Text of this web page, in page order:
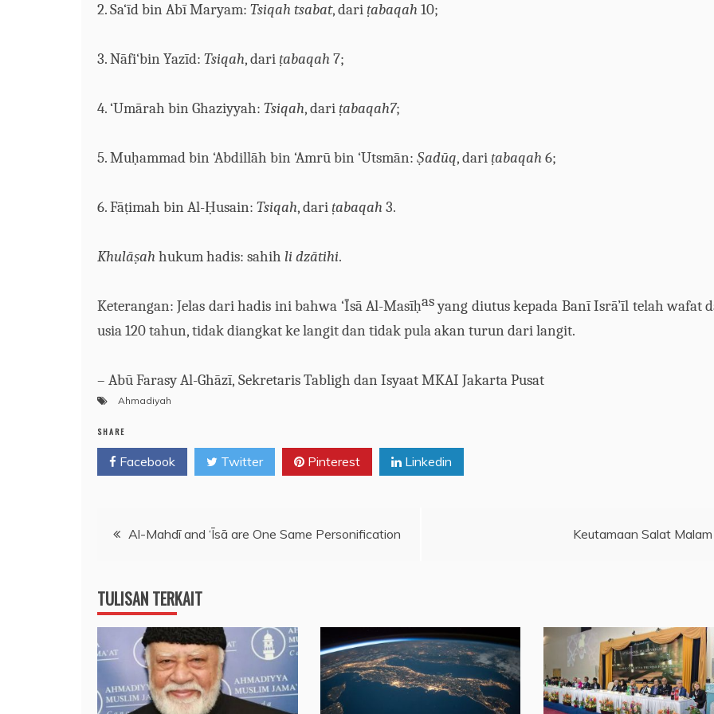
2. Sa‘īdbin AbīMaryam: Tsiqah tsabat, dari ṭabaqah 10;
3. Nāfi‘bin Yazīd: Tsiqah, dari ṭabaqah 7;
4. ‘Umārah bin Ghaziyyah: Tsiqah, dari ṭabaqah7;
5. Muḥammadbin ‘Abdillāh bin ‘Amrūbin ‘Utsmān: Ṣadūq, dari ṭabaqah 6;
6. Fāṭimah bin Al-Ḥusain: Tsiqah, dari ṭabaqah 3.
Khulāṣah hukumhadis: sahih li dzātihi.
Keterangan:Jelas dari hadis inibahwa ‘Īsā Al-Masīḥas yang diutus kepada BanīIsrā’īl telah wafat
usia 120 tahun, tidak diangkat ke langitdan tidak pula akan turun dari langit.
– AbūFarasyAl-Ghāzī, SekretarisTabligh dan Isyaat MKAI JakartaPusat
Ahmadiyah
SHARE
Facebook Twitter Pinterest Linkedin
PostAl-Mahdī and ‘Īsā are One Same Personification Keutamaan Salat Malam
TULISAN TERKAIT